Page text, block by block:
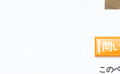
問
この